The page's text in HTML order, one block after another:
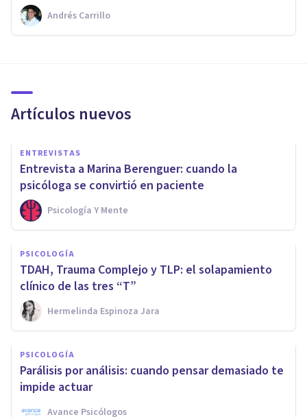
Andrés Carrillo
Artículos nuevos
ENTREVISTAS
Entrevista a Marina Berenguer: cuando la
psicóloga se convirtió en paciente
Psicología Y Mente
PSICOLOGÍA
TDAH, Trauma Complejo y TLP: el solapamiento
clínico de las tres “T”
Hermelinda Espinoza Jara
PSICOLOGÍA
Parálisis por análisis: cuando pensar demasiado te
impide actuar
Avance Psicólogos